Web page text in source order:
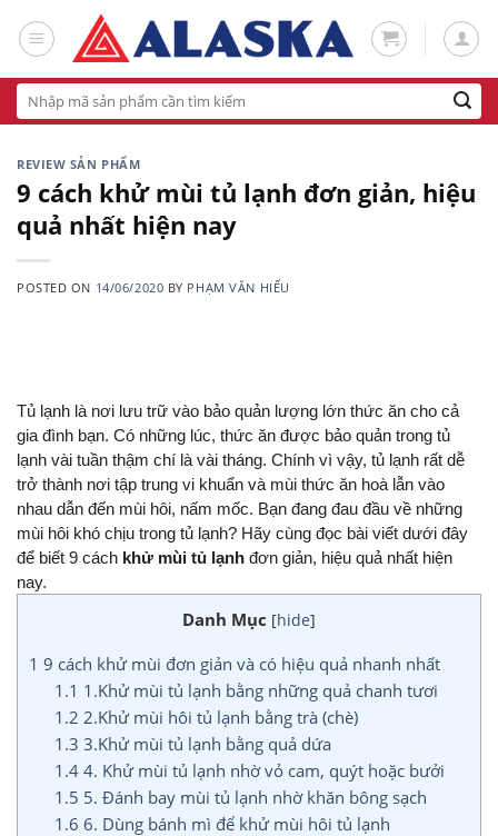
Tìm
kiếm:
REVIEW SẢN PHẨM
9 cách khử mùi tủ lạnh đơn giản, hiệu
quả nhất hiện nay
POSTED ON 14/06/2020 BY PHẠM VĂN HIẾU
Tủ lạnh là nơi lưu trữ vào bảo quản lượng lớn thức ăn cho cả
gia đình bạn. Có những lúc, thức ăn được bảo quản trong tủ
lạnh vài tuần thậm chí là vài tháng. Chính vì vậy, tủ lạnh rất dễ
trở thành nơi tập trung vi khuẩn và mùi thức ăn hoà lẫn vào
nhau dẫn đến mùi hôi, nấm mốc. Bạn đang đau đầu về những
mùi hôi khó chịu trong tủ lạnh? Hãy cùng đọc bài viết dưới đây
để biết 9 cách khử mùi tủ lạnh đơn giản, hiệu quả nhất hiện
nay.
Danh Mục [hide]
1 9 cách khử mùi đơn giản và có hiệu quả nhanh nhất
1.1 1.Khử mùi tủ lạnh bằng những quả chanh tươi
1.2 2.Khử mùi hôi tủ lạnh bằng trà (chè)
1.3 3.Khử mùi tủ lạnh bằng quả dứa
1.44. Khử mùi tủ lạnh nhờ vỏ cam, quýt hoặc bưởi
1.5 5. Đánh bay mùi tủ lạnh nhờ khăn bông sạch
1.6 6. Dùng bánh mì để khử mùi hôi tủ lạnh